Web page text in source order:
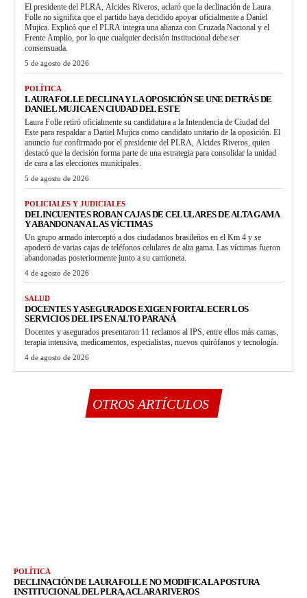
El presidente del PLRA, Alcides Riveros, aclaró que la declinación de Laura
Folle no significa que el partido haya decidido apoyar oficialmente a Daniel
Mujica. Explicó que el PLRA integra una alianza con Cruzada Nacional y el
Frente Amplio, por lo que cualquier decisión institucional debe ser
consensuada.
5 de agosto de 2026
POLÍTICA
LAURA FOLLE DECLINA Y LA OPOSICIÓN SE UNE DETRÁS DE
DANIEL MUJICA EN CIUDAD DEL ESTE
Laura Folle retiró oficialmente su candidatura a la Intendencia de Ciudad del
Este para respaldar a Daniel Mujica como candidato unitario de la oposición. El
anuncio fue confirmado por el presidente del PLRA, Alcides Riveros, quien
destacó que la decisión forma parte de una estrategia para consolidar la unidad
de cara a las elecciones municipales.
5 de agosto de 2026
POLICIALES Y JUDICIALES
DELINCUENTES ROBAN CAJAS DE CELULARES DE ALTA GAMA
Y ABANDONAN A LAS VÍCTIMAS
Un grupo armado interceptó a dos ciudadanos brasileños en el Km 4 y se
apoderó de varias cajas de teléfonos celulares de alta gama. Las víctimas fueron
abandonadas posteriormente junto a su camioneta.
4 de agosto de 2026
SALUD
DOCENTES Y ASEGURADOS EXIGEN FORTALECER LOS
SERVICIOS DEL IPS EN ALTO PARANÁ
Docentes y asegurados presentaron 11 reclamos al IPS, entre ellos más camas,
terapia intensiva, medicamentos, especialistas, nuevos quirófanos y tecnología.
4 de agosto de 2026
OTROS ARTÍCULOS
POLÍTICA
DECLINACIÓN DE LAURA FOLLE NO MODIFICA LA POSTURA
INSTITUCIONAL DEL PLRA, ACLARA RIVEROS